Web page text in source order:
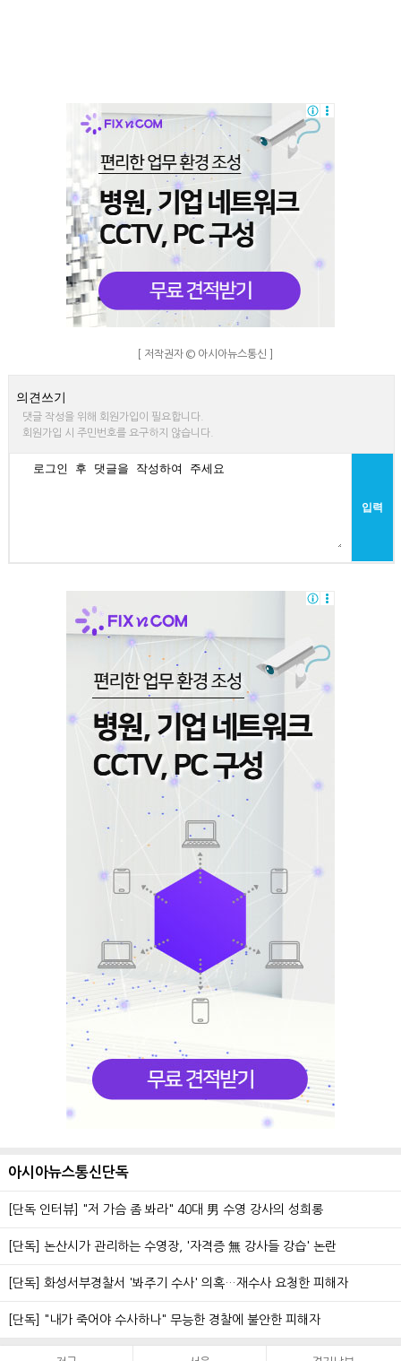
[ 저작권자 © 아시아뉴스통신 ]
의견쓰기
댓글 작성을 위해 회원가입이 필요합니다.
회원가입 시 주민번호를 요구하지 않습니다.
입력
아시아뉴스통신단독
[단독 인터뷰] "저 가슴 좀 봐라" 40대 男 수영 강사의 성희롱
[단독] 논산시가 관리하는 수영장, '자격증 無 강사들 강습' 논란
[단독] 화성서부경찰서 '봐주기 수사' 의혹…재수사 요청한 피해자
[단독] "내가 죽어야 수사하나" 무능한 경찰에 불안한 피해자